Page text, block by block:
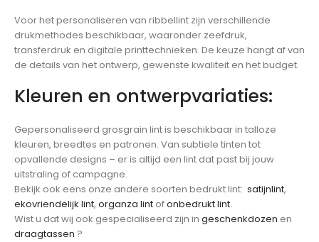
Voor het personaliseren van ribbellint zijn verschillende
drukmethodes beschikbaar, waaronder zeefdruk,
transferdruk en digitale printtechnieken. De keuze hangt af van
de details van het ontwerp, gewenste kwaliteit en het budget.
Kleuren en ontwerpvariaties:
Gepersonaliseerd grosgrain lint is beschikbaar in talloze
kleuren, breedtes en patronen. Van subtiele tinten tot
opvallende designs – er is altijd een lint dat past bij jouw
uitstraling of campagne.
Bekijk ook eens onze andere soorten bedrukt lint: satijnlint,
ekovriendelijk lint, organza lint ofonbedrukt lint.
Wist u dat wij ook gespecialiseerd zijn in geschenkdozen en
draagtassen ?